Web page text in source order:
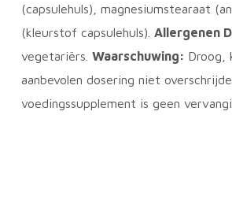
(capsulehuls), magnesiumstearaat
(kleurstof capsulehuls). Allergenen
vegetariërs. Waarschuwing: Droog,
aanbevolen dosering niet
voedingssupplement is geen